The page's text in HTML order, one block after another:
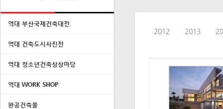
역대 부산국제건축대전
역대 건축도시사진전
역대 청소년건축상상마당
역대 WORK SHOP
완공건축물
2012 2013